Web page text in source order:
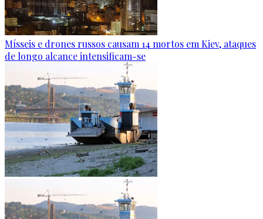
Mísseis e drones russos causam 14 mortos em Kiev, ataques
de longo alcance intensificam-se